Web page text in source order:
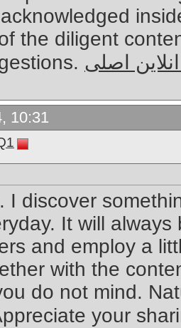
the diligent
اصلی
10:31
I discover
It will
and employ a
with the
do not mind.
your